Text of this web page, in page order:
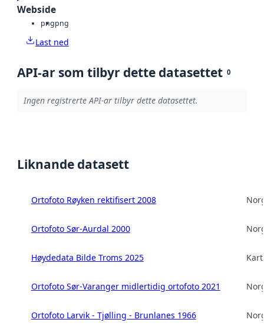
Webside
pngpng
Last ned
API-ar som tilbyr dette datasettet 0
Ingen registrerte API-ar tilbyr dette datasettet.
Liknande datasett
Ortofoto Røyken rektifisert 2008
Ortofoto Sør-Aurdal 2000
Høydedata Bilde Troms 2025
Ortofoto Sør-Varanger midlertidig ortofoto 2021
Ortofoto Larvik - Tjølling - Brunlanes 1966